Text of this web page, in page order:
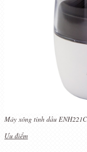
Máy xông tinh dầu
Ưu điểm